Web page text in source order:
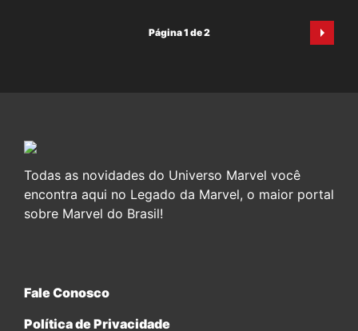
Página 1 de 2
Todas as novidades do Universo Marvel você
encontra aqui no Legado da Marvel, o maior portal
sobre Marvel do Brasil!
Fale Conosco
Política de Privacidade